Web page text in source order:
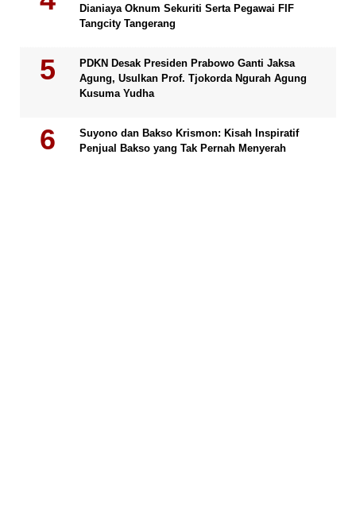
Dianiaya Oknum Sekuriti Serta Pegawai FIF
Tangcity Tangerang
PDKN Desak Presiden Prabowo Ganti Jaksa
Agung, Usulkan Prof. Tjokorda Ngurah Agung
Kusuma Yudha
Suyono dan Bakso Krismon: Kisah Inspiratif
Penjual Bakso yang Tak Pernah Menyerah